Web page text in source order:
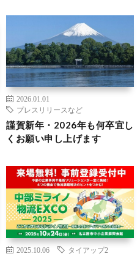
2026.01.01
プレスリリースなど
謹賀新年・2026年も何卒宜し
くお願い申し上げます
2025.10.06 タイアップ2